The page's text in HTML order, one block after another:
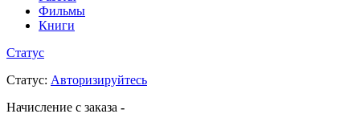
Фильмы
Книги
Статус
Статус: Авторизируйтесь
Начисление с заказа -